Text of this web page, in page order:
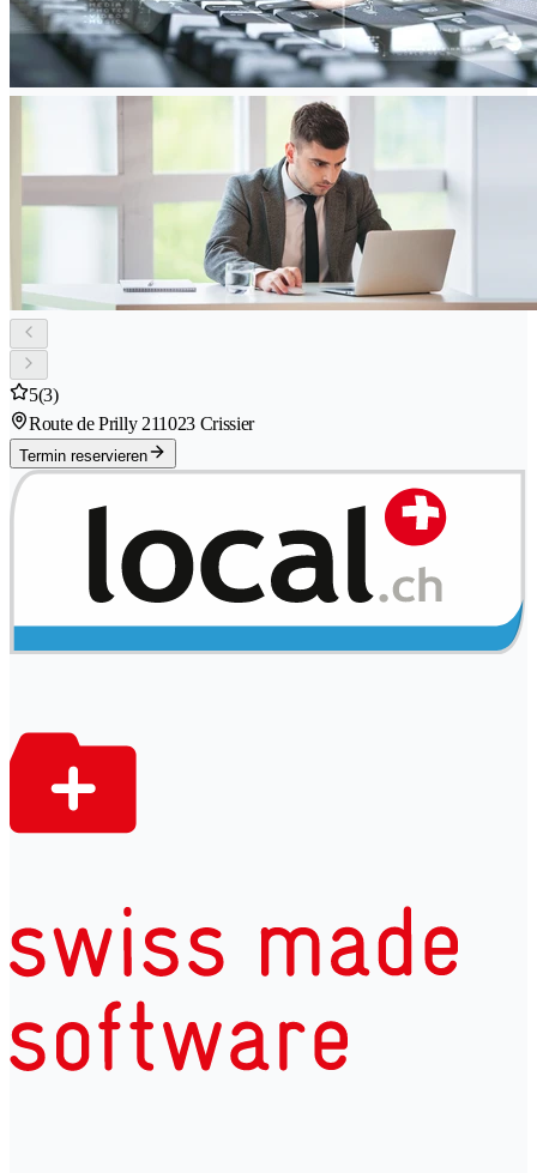
5(3)
Route de Prilly 211023 Crissier
Termin reservieren